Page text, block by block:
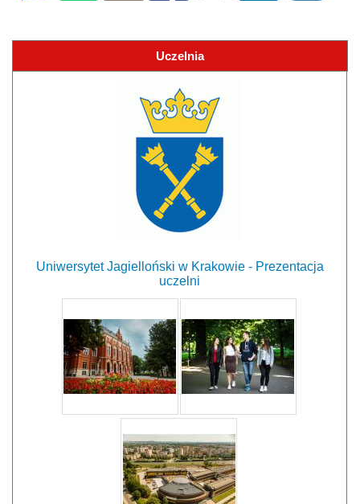
Uczelnia
Uniwersytet Jagielloński w Krakowie - Prezentacja
uczelni